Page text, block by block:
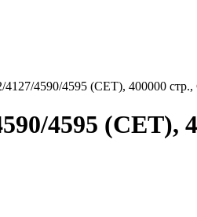
4590/4595 (CET), 400000 стр.,
4595 (CET),